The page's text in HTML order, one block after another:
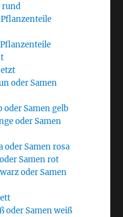
rund
oder Samen
oder Samen gelb
oder Samen
oder Samen rosa
Samen rot
oder Samen
oder Samen weiß